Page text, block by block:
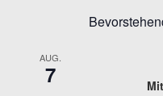
AUG.
7